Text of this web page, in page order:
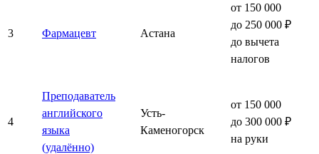
3 Фармацевт Астана
от 150 000
до 250 000 ₽
до вычета
налогов
4
Преподаватель
английского
языка
(удалённо)
Усть-
Каменогорск
от 150 000
до 300 000 ₽
на руки